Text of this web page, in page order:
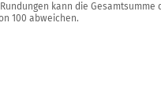
kann die
100 abweichen.